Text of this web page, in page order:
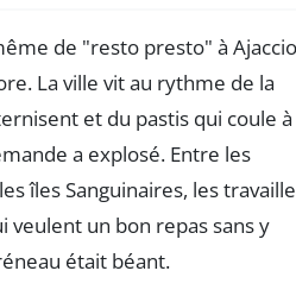
de "resto presto" à
La ville vit au rythme de la
et du pastis qui coule à
a explosé. Entre les
îles Sanguinaires, les
veulent un bon repas sans y
était béant.